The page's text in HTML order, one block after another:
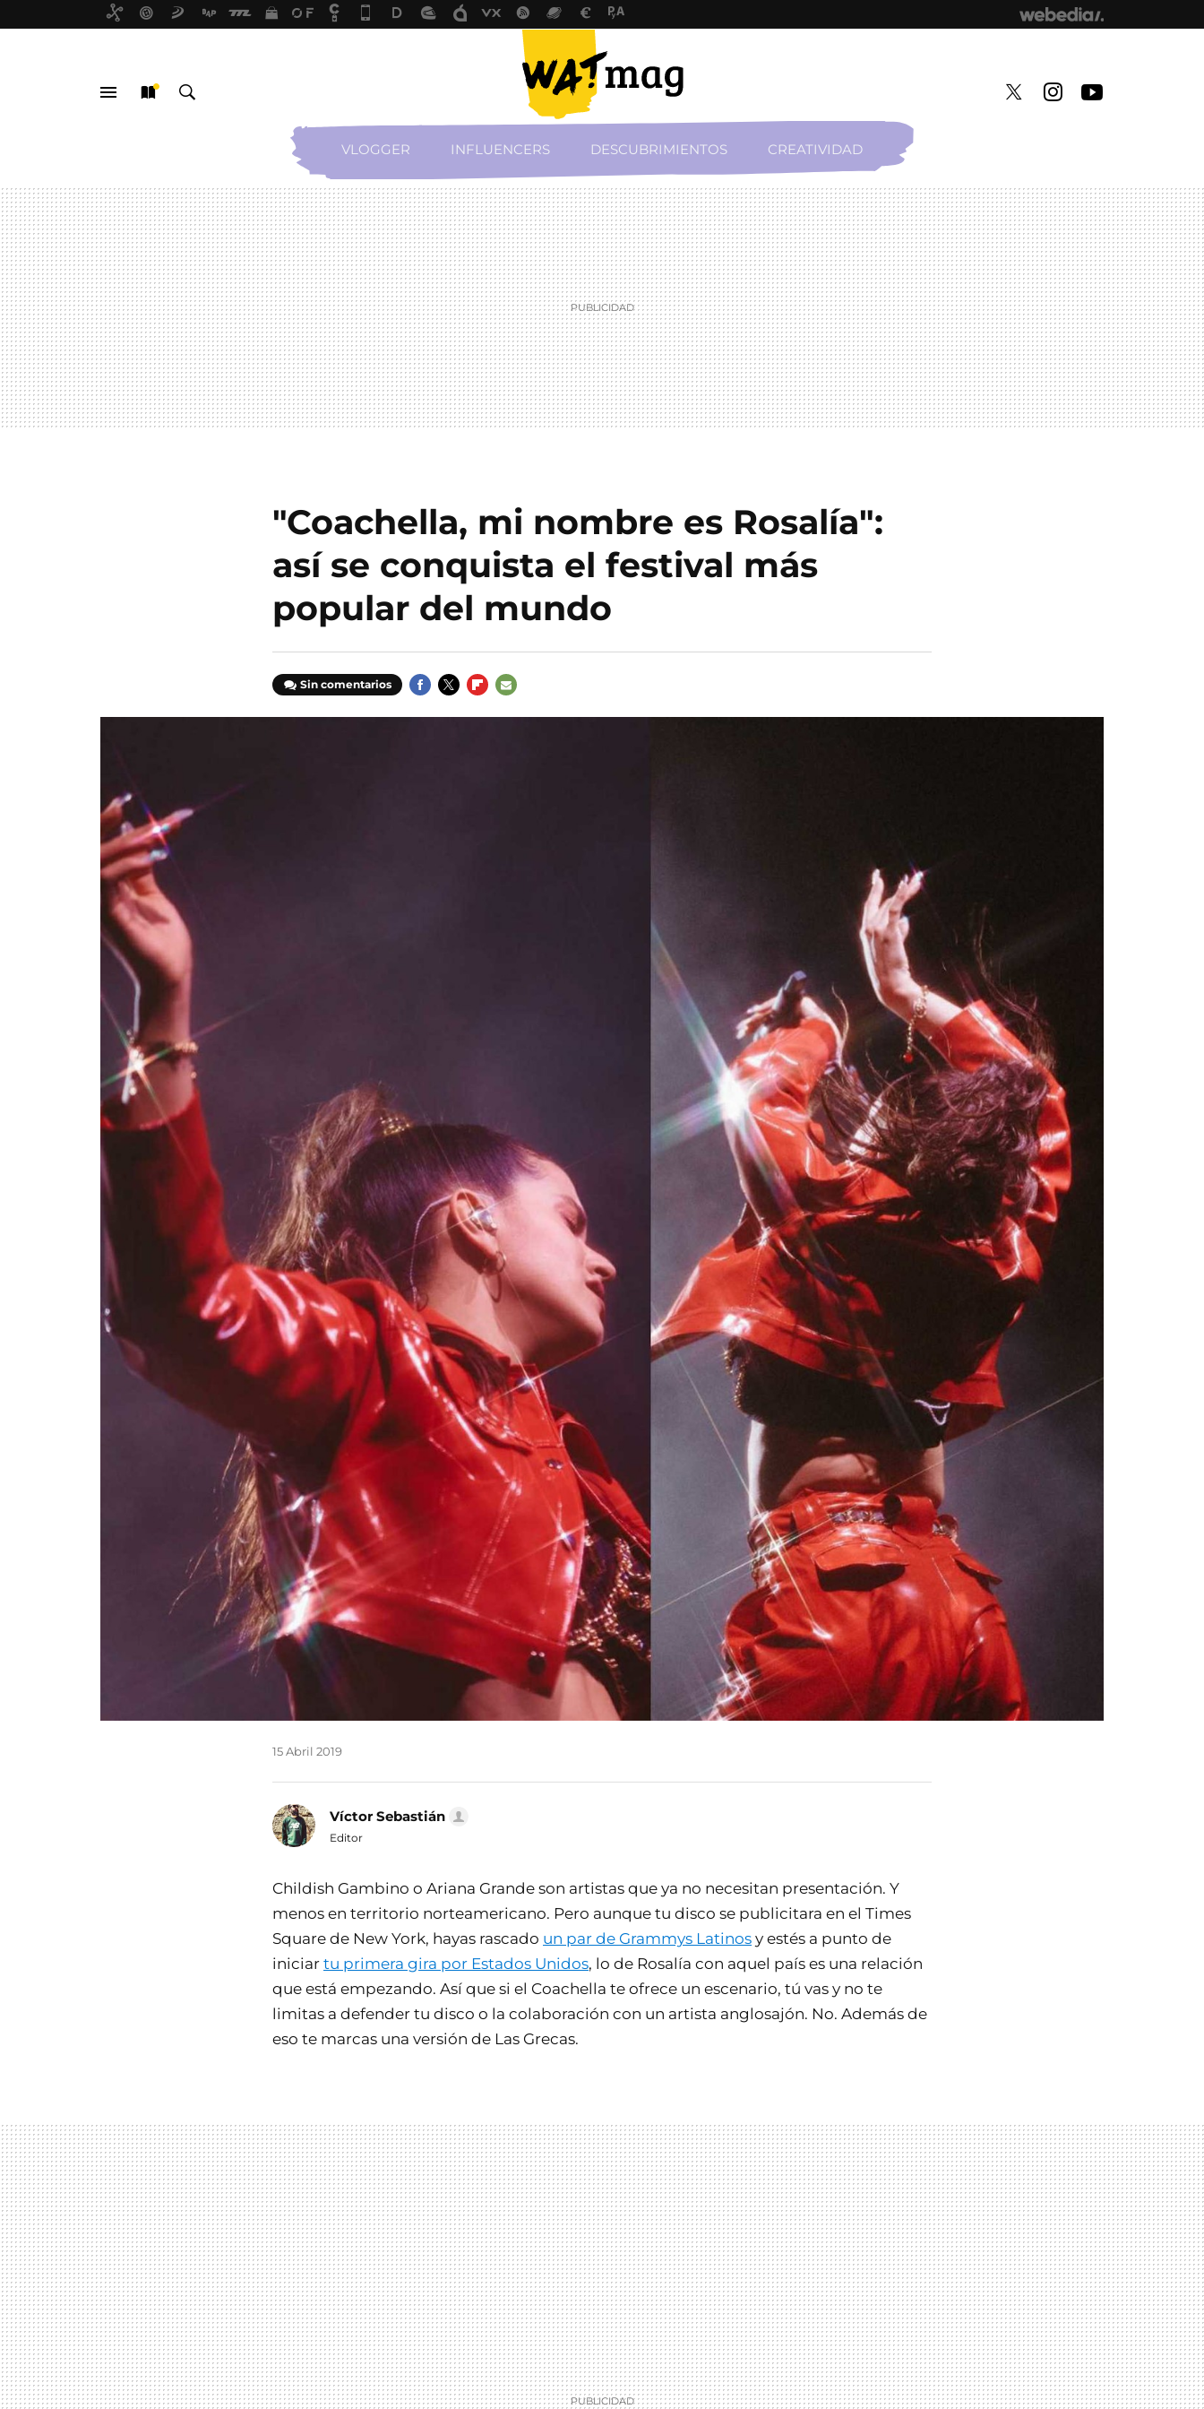
VLOGGER INFLUENCERS DESCUBRIMIENTOS CREATIVIDAD
"Coachella, mi nombre es Rosalía":
así se conquista el festival más
popular del mundo
Sin comentarios
15 Abril 2019
Víctor Sebastián
Editor
Childish Gambino o Ariana Grande son artistas que ya no necesitan presentación. Y
menos en territorio norteamericano. Pero aunque tu disco se publicitara en el Times
Square de New York, hayas rascado un par de Grammys Latinos y estés a punto de
iniciar tu primera gira por Estados Unidos, lo de Rosalía con aquel país es una relación
que está empezando. Así que si el Coachella te ofrece un escenario, tú vas y no te
limitas a defender tu disco o la colaboración con un artista anglosajón. No. Además de
eso te marcas una versión de Las Grecas.